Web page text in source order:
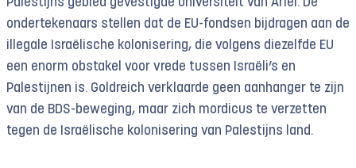
Palestijns gebied gevestigde universiteit van Ariël. De
ondertekenaars stellen dat de EU-fondsen bijdragen aan de
illegale Israëlische kolonisering, die volgens diezelfde EU
een enorm obstakel voor vrede tussen Israëli’s en
Palestijnen is. Goldreich verklaarde geen aanhanger te zijn
van de BDS-beweging, maar zich mordicus te verzetten
tegen de Israëlische kolonisering van Palestijns land.